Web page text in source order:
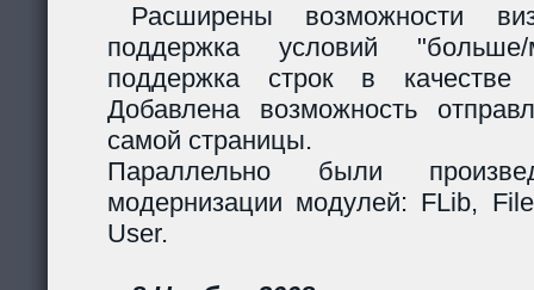
Расширены возможности
поддержка условий
поддержка строк в качестве
Добавлена возможность
самой страницы.
Параллельно были
модернизации модулей: FLib,
User.